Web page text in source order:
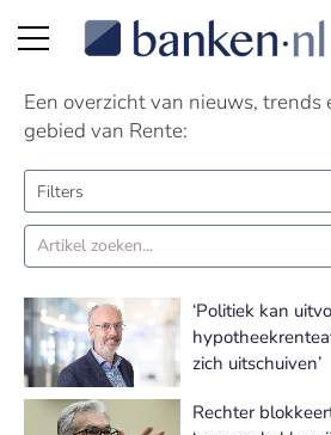
Rente nieuws
Een overzicht van nieuws, trends
gebied van Rente:
Filters
‘Politiek kan
zich uitschuiven’
Rechter